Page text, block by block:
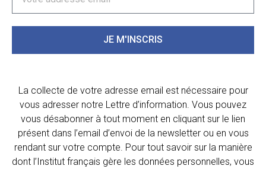
JE M'INSCRIS
La collecte de votre adresse email est nécessaire pour
vous adresser notre Lettre d’information. Vous pouvez
vous désabonner à tout moment en cliquant sur le lien
présent dans l’email d’envoi de la newsletter ou en vous
rendant sur votre compte. Pour tout savoir sur la manière
dont l’Institut français gère les données personnelles, vous